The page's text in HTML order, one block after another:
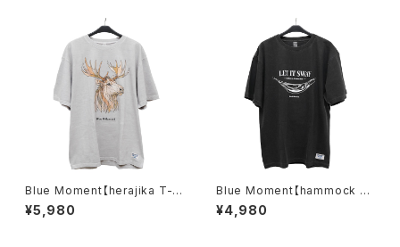
Blue Moment【herajika T-s
hirt /Ice Gray】
¥5,980
Blue Moment【hammock T-
shirt /Vintage Black】
¥4,980